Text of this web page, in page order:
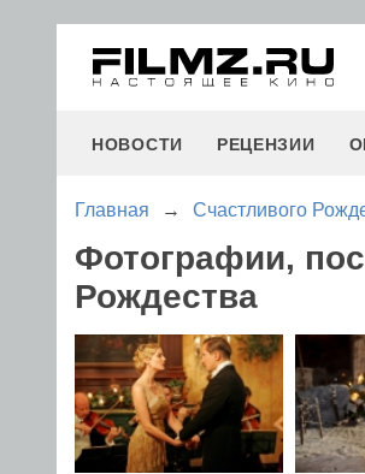
НОВОСТИ РЕЦЕНЗИИ
Главная → Счастливого
Фотографии,
Рождества